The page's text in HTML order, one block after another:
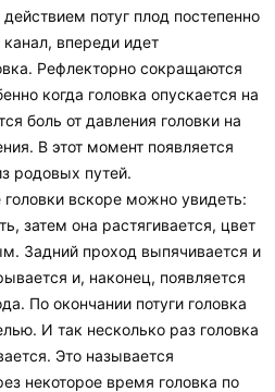
потуг плод постепенно
впереди идет
Рефлекторно сокращаются
когда головка опускается на
боль от давления головки на
В этот момент появляется
родовых путей.
вскоре можно увидеть:
затем она растягивается, цвет
Задний проход выпячивается и
и, наконец, появляется
По окончании потуги головка
И так несколько раз головка
Это называется
некоторое время головка по